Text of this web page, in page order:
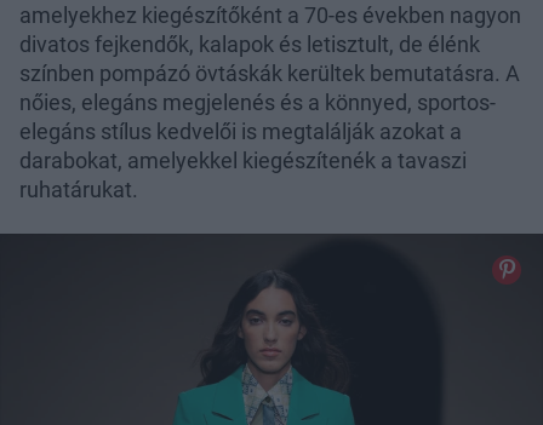
amelyekhez kiegészítőként a 70-es években nagyon
divatos fejkendők, kalapok és letisztult, de élénk
színben pompázó övtáskák kerültek bemutatásra. A
nőies, elegáns megjelenés és a könnyed, sportos-
elegáns stílus kedvelői is megtalálják azokat a
darabokat, amelyekkel kiegészítenék a tavaszi
ruhatárukat.